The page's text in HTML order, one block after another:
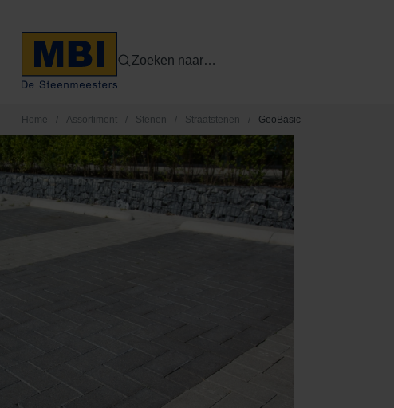
Zoeken naar…
Home / Assortiment / Stenen / Straatstenen / GeoBasic